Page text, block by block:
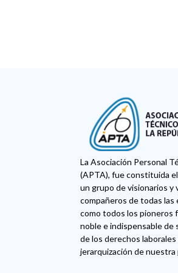
La Asociación Personal
(APTA), fue constituida
un grupo de visionarios y
compañeros de todas las
como todos los pioneros
noble e indispensable de
de los derechos laborales
jerarquización de